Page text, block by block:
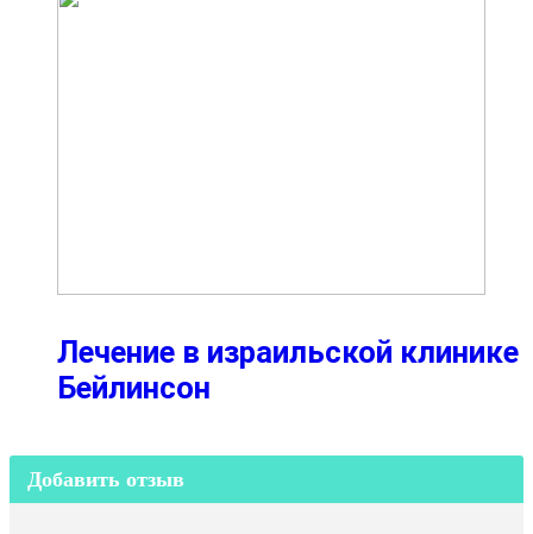
Лечение в израильской клинике
Бейлинсон
Добавить отзыв